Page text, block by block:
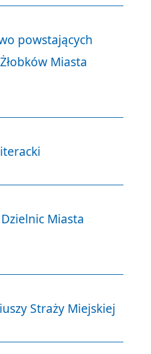
powstających
Miasta
Miasta
Straży Miejskiej